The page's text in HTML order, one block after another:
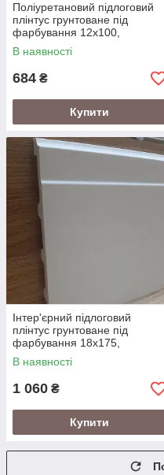
Поліуретановий підлоговий
плінтус грунтоване під
фарбування 12х100,
довжина 2,0
В наявності
684 ₴
Купити
Інтер'єрний підлоговий
плінтус грунтоване під
фарбування 18х175,
довжина 2,0
В наявності
1 060 ₴
Купити